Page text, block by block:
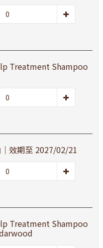
Treatment Shampoo
效期至 2027/02/21
Treatment Shampoo